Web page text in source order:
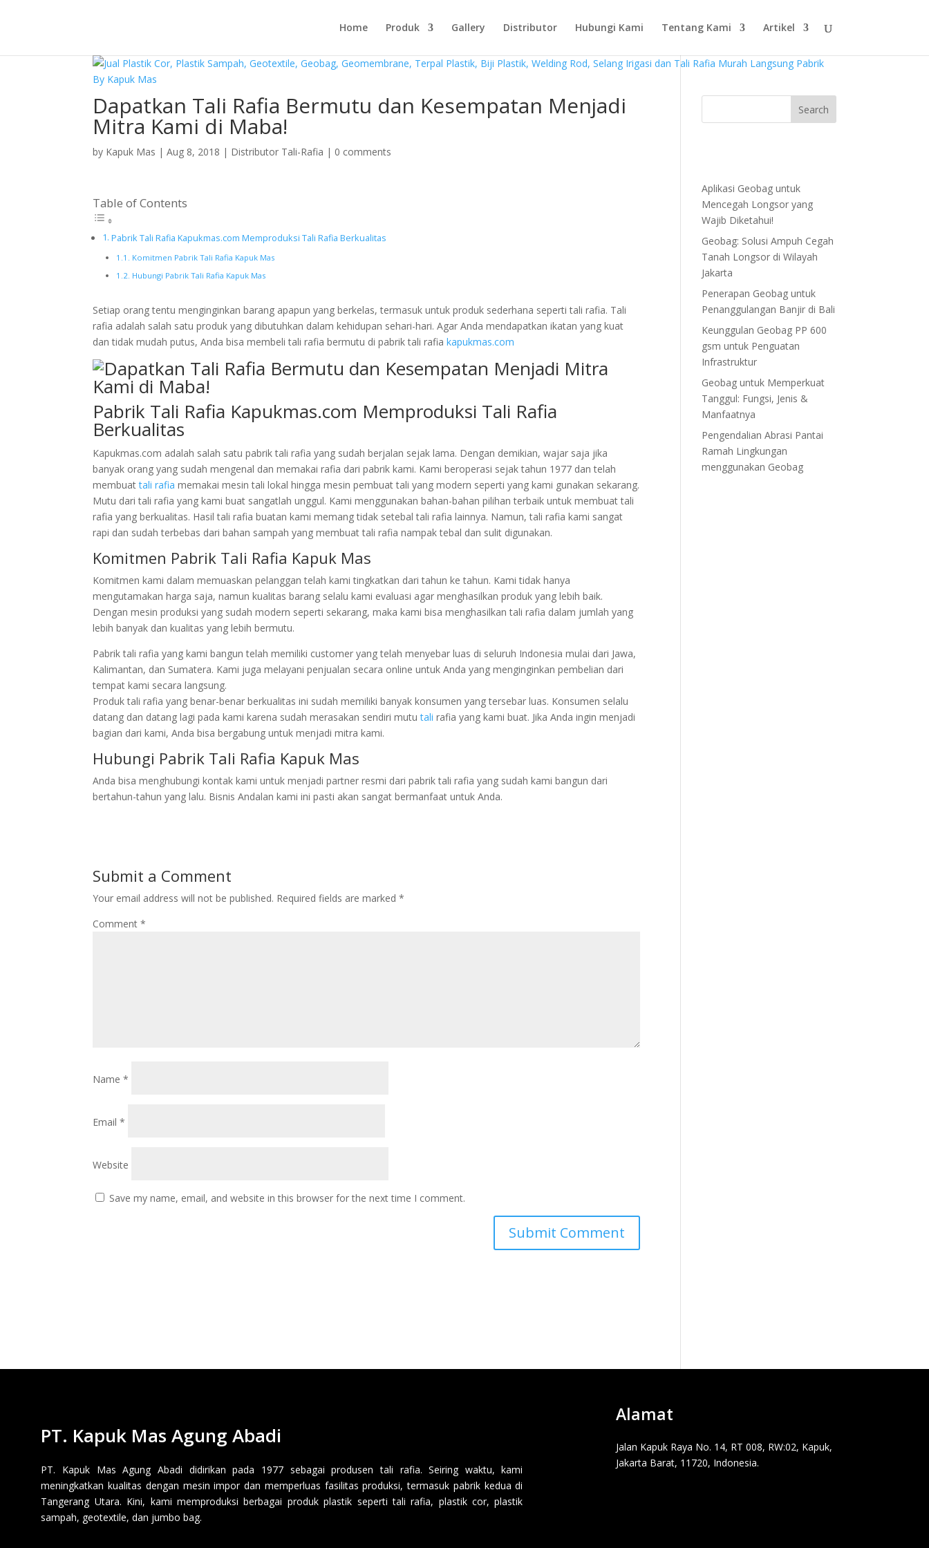
Home Produk Gallery Distributor Hubungi Kami Tentang Kami Artikel
Dapatkan Tali Rafia Bermutu dan Kesempatan Menjadi
Mitra Kami di Maba!
by Kapuk Mas |Aug 8, 2018 | Distributor Tali-Rafia | 0 comments
Table of Contents
Pabrik Tali Rafia Kapukmas.com Memproduksi Tali Rafia Berkualitas
Komitmen Pabrik Tali Rafia Kapuk Mas
Hubungi Pabrik Tali Rafia Kapuk Mas
Setiap orang tentu menginginkan barang apapun yang berkelas, termasuk untuk produk sederhana seperti tali rafia. Tali
rafia adalah salah satu produk yang dibutuhkan dalam kehidupan sehari-hari. Agar Anda mendapatkan ikatan yang kuat
dan tidak mudah putus, Anda bisa membeli tali rafia bermutu di pabrik tali rafiakapukmas.com
Pabrik Tali Rafia Kapukmas.com Memproduksi Tali Rafia
Berkualitas
Kapukmas.com adalah salah satu pabrik tali rafia yang sudah berjalan sejak lama. Dengan demikian, wajar saja jika
banyak orang yang sudah mengenal dan memakai rafia dari pabrik kami. Kami beroperasi sejak tahun 1977 dan telah
membuattali rafia memakai mesin tali lokal hingga mesin pembuat tali yang modern seperti yang kami gunakan sekarang.
Mutu dari tali rafia yang kami buat sangatlah unggul. Kami menggunakan bahan-bahan pilihan terbaik untuk membuat tali
rafia yang berkualitas. Hasil tali rafia buatan kami memang tidak setebal tali rafia lainnya. Namun, tali rafia kami sangat
rapi dan sudah terbebas dari bahan sampah yang membuat tali rafia nampak tebal dan sulit digunakan.
Komitmen Pabrik Tali Rafia Kapuk Mas
Komitmen kami dalam memuaskan pelanggan telah kami tingkatkan dari tahun ke tahun. Kami tidak hanya
mengutamakan harga saja, namun kualitas barang selalu kami evaluasi agar menghasilkan produk yang lebih baik.
Dengan mesin produksi yang sudah modern seperti sekarang, maka kami bisa menghasilkan tali rafia dalam jumlah yang
lebih banyak dan kualitas yang lebih bermutu.
Pabrik tali rafia yang kami bangun telah memiliki customer yang telah menyebar luas di seluruh Indonesia mulai dari Jawa,
Kalimantan, dan Sumatera. Kami juga melayani penjualan secara online untuk Anda yang menginginkan pembelian dari
tempat kami secara langsung.
Produk tali rafia yang benar-benar berkualitas ini sudah memiliki banyak konsumen yang tersebar luas. Konsumen selalu
datang dan datang lagi pada kami karena sudah merasakan sendiri mututali rafia yang kami buat. Jika Anda ingin menjadi
bagian dari kami, Anda bisa bergabung untuk menjadi mitra kami.
Hubungi Pabrik Tali Rafia Kapuk Mas
Anda bisa menghubungi kontak kami untuk menjadi partner resmi dari pabrik tali rafia yang sudah kami bangun dari
bertahun-tahun yang lalu. Bisnis Andalan kami ini pasti akan sangat bermanfaat untuk Anda.
Submit a Comment
Your email address will not be published. Required fields are marked*
Comment*
Name*
Email*
Website
Save my name, email, and website in this browser for the next time I comment.
Aplikasi Geobag untuk
Mencegah Longsor yang
Wajib Diketahui!
Geobag: Solusi Ampuh Cegah
Tanah Longsor di Wilayah
Jakarta
Penerapan Geobag untuk
Penanggulangan Banjir di Bali
Keunggulan Geobag PP 600
gsm untuk Penguatan
Infrastruktur
Geobag untuk Memperkuat
Tanggul: Fungsi, Jenis &
Manfaatnya
Pengendalian Abrasi Pantai
Ramah Lingkungan
menggunakan Geobag
PT. Kapuk Mas Agung Abadi
PT. Kapuk Mas Agung Abadi didirikan pada 1977 sebagai produsen tali rafia. Seiring waktu, kami
meningkatkan kualitas dengan mesin impor dan memperluas fasilitas produksi, termasuk pabrik kedua di
Tangerang Utara. Kini, kami memproduksi berbagai produk plastik seperti tali rafia, plastik cor, plastik
sampah, geotextile, dan jumbo bag.
Alamat
Jalan Kapuk Raya No. 14, RT 008, RW:02, Kapuk,
Jakarta Barat, 11720, Indonesia.